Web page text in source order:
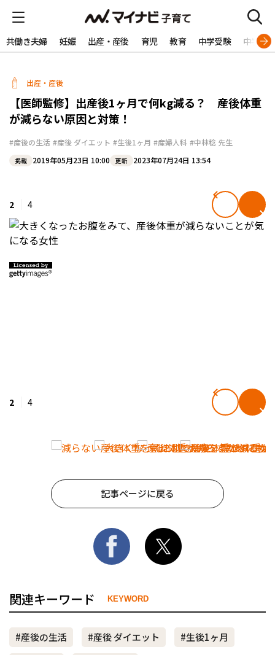
共働き夫婦 妊娠 出産・産後 育児 教育 中学受験 中学生
出産・産後
【医師監修】出産後1ヶ月で何kg減る？ 産後体重
が減らない原因と対策！
#産後の生活 #産後 ダイエット #生後1ヶ月 #産婦人科 #中林稔 先生
掲載 2019年05月23日 10:00 更新 2023年07月24日 13:54
2 4
2 4
記事ページに戻る
関連キーワード KEYWORD
#産後の生活 #産後 ダイエット
#生後1ヶ月